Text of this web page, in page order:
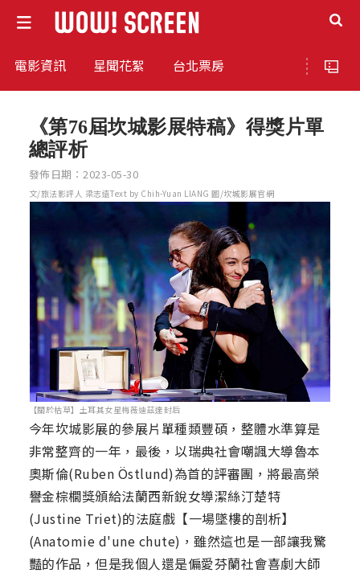
電影資訊 星聞花絮 台北票房
《第76屆坎城影展特稿》得獎片單
總評析
發佈日期：2023-05-30
文/旅法影評人 梁志遠Text by Chih-Yuan LIANG 圖/坎城影展官網
【關於枯草】土耳其女星梅薇迪茲達封后
今年坎城影展的參展片單種類豐碩，整體水準算是
非常整齊的一年，最後，以瑞典社會嘲諷大導魯本
奧斯倫(Ruben Östlund)為首的評審團，將最高榮
譽金棕櫚獎頒給法蘭西新銳女導潔絲汀楚特
(Justine Triet)的法庭戲【一場墜樓的剖析】
(Anatomie d'une chute)，雖然這也是一部讓我驚
豔的作品，但是我個人還是偏愛芬蘭社會喜劇大師